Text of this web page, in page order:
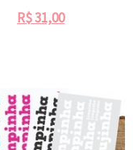
R$31,00